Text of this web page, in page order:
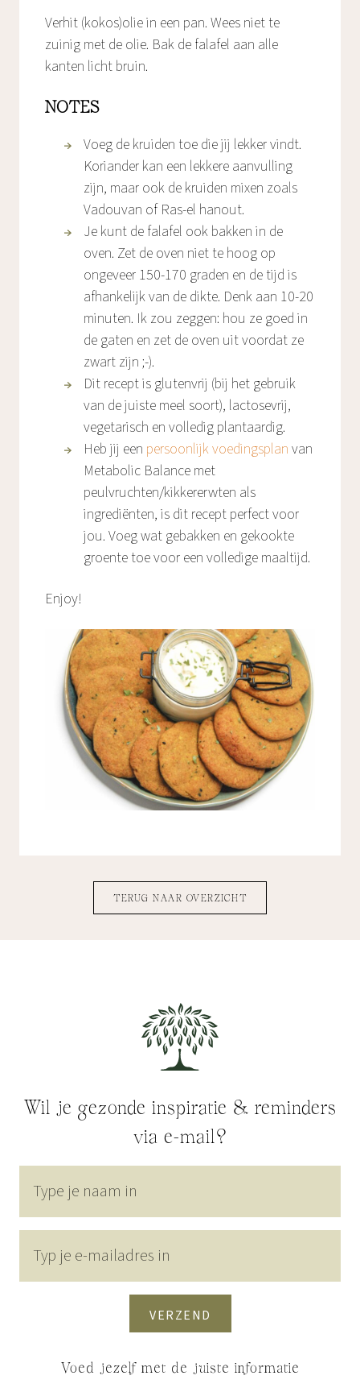
Verhit (kokos)olie in een pan. Wees niet te
zuinig met de olie. Bak de falafel aan alle
kanten licht bruin.
NOTES
Voeg de kruiden toe die jij lekker vindt.
Koriander kan een lekkere aanvulling
zijn, maar ook de kruiden mixen zoals
Vadouvan of Ras-el hanout.
Je kunt de falafel ook bakken in de
oven. Zet de oven niet te hoog op
ongeveer 150-170 graden en de tijd is
afhankelijk van de dikte. Denk aan 10-20
minuten. Ik zou zeggen: hou ze goed in
de gaten en zet de oven uit voordat ze
zwart zijn ;-).
Dit recept is glutenvrij (bij het gebruik
van de juiste meel soort), lactosevrij,
vegetarisch en volledig plantaardig.
Heb jij een persoonlijk voedingsplan van
Metabolic Balance met
peulvruchten/kikkererwten als
ingrediënten, is dit recept perfect voor
jou. Voeg wat gebakken en gekookte
groente toe voor een volledige maaltijd.
Enjoy!
TERUG NAAR OVERZICHT
Wil je gezonde inspiratie & reminders
via e-mail?
VERZEND
Voed jezelf met de juiste informatie